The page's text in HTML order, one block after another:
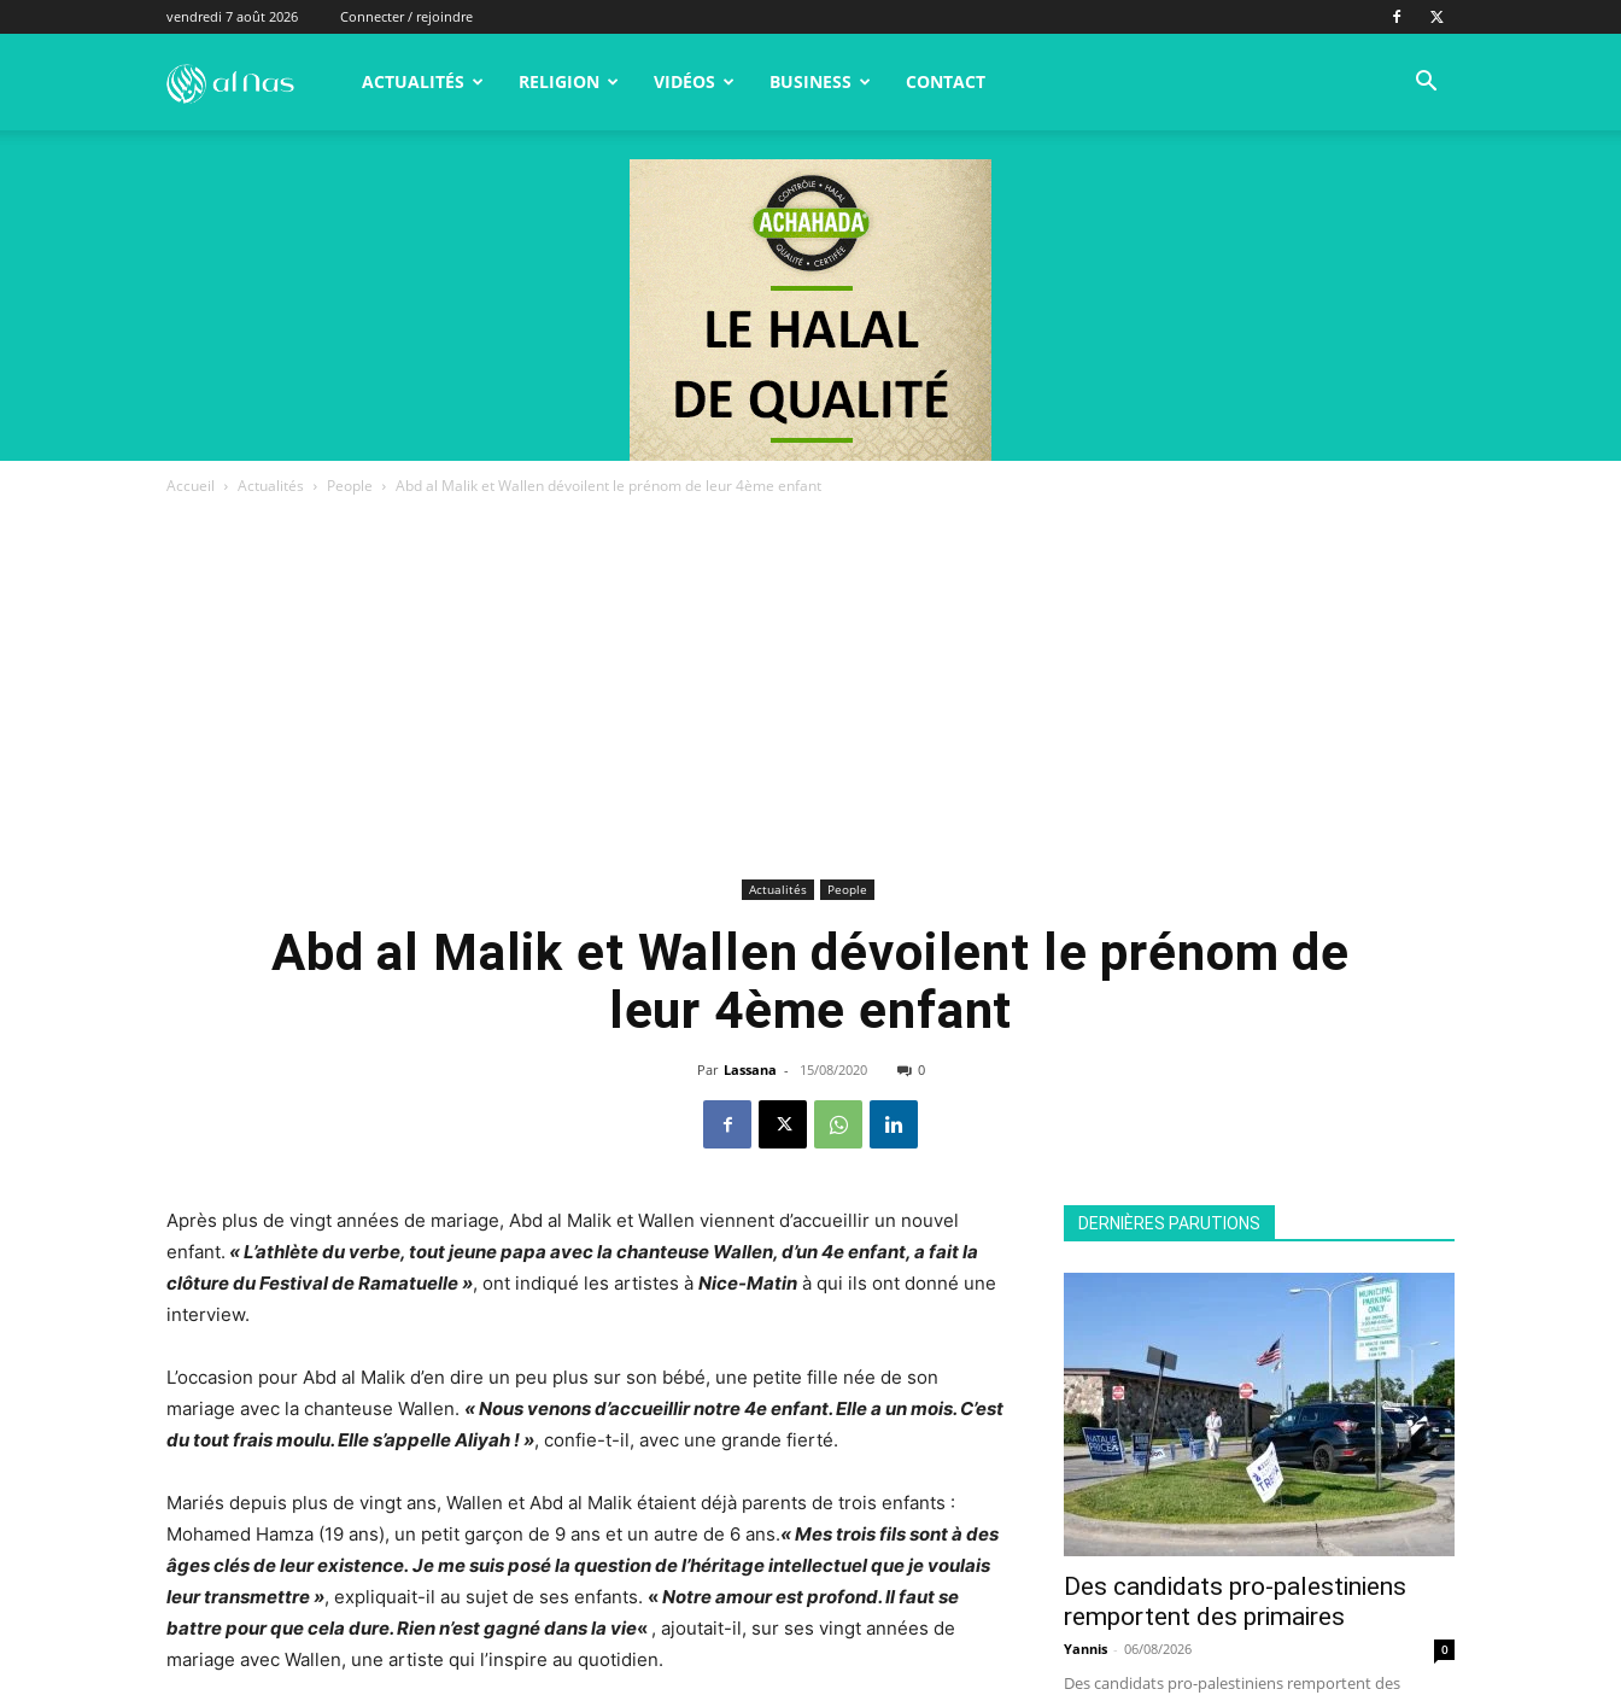
vendredi 7 août 2026 Connecter / rejoindre
alNas.fr ACTUALITÉS RELIGION VIDÉOS BUSINESS CONTACT
Accueil Actualités People Abd al Malik et Wallen dévoilent le prénom de leur 4ème enfant
Actualités People
Abd al Malik et Wallen dévoilent le prénom de
leur 4ème enfant
Par Lassana - 15/08/2020 0
Après plus de vingt années de mariage, Abd al Malik et Wallen viennent d’accueillir un nouvel
enfant. « L’athlète du verbe, tout jeune papa avec la chanteuse Wallen, d’un 4e enfant, a fait la
clôture du Festival de Ramatuelle », ont indiqué les artistes à Nice-Matin à qui ils ont donné une
interview.
L’occasion pour Abd al Malik d’en dire un peu plus sur son bébé, une petite fille née de son
mariage avec la chanteuse Wallen. « Nous venons d’accueillir notre 4e enfant. Elle a un mois. C’est
du tout frais moulu. Elle s’appelle Aliyah ! », confie-t-il, avec une grande fierté.
Mariés depuis plus de vingt ans, Wallen et Abd al Malik étaient déjà parents de trois enfants :
Mohamed Hamza (19 ans), un petit garçon de 9 ans et un autre de 6 ans.« Mes trois fils sont à des
âges clés de leur existence. Je me suis posé la question de l’héritage intellectuel que je voulais
leur transmettre », expliquait-il au sujet de ses enfants. «Notre amour est profond. Il faut se
battre pour que cela dure. Rien n’est gagné dans la vie« , ajoutait-il, sur ses vingt années de
mariage avec Wallen, une artiste qui l’inspire au quotidien.
DERNIÈRES PARUTIONS
Des candidats pro-palestiniens
remportent des primaires
Yannis - 06/08/2026 0
Des candidats pro-palestiniens remportent des